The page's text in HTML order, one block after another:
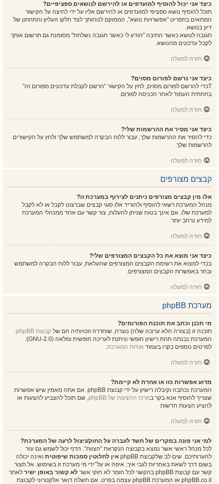
כיצד אני יכול להוסיף למועדפים או להירשם לנושאים ספציפיים?
תוכל להוסיף נושא ספציפי למועדפים או להירשם אליו על ידי לחיצה על הקישור
המתאים בתפריט "אפשרויות נושא", הממוקם לנוחותך לצד חלקו העליון והתחתון של
דיון בנושא.
תגובה לנושא כאשר התיבה "הודע לי כאשר תגובה נשלחת" מסומנת גם תרשום אותך
לקבל עדכונים מהנושא.
חזרה למעלה
כיצד אני נרשם לפורום מסוים?
Tכדי להרשם לפורום מסוים, לחץ על הקישור “הרשם לקבלת עדכונים מפורום זה”
בתחתית העמוד לאחר הכניסה לפורום.
חזרה למעלה
כיצד אני מסיר את ההרשמות שלי?
כדי להסיר את ההרשמות שלך, עבור ללוח הבקרה למשתמש שלך ולחץ על הקישורים
להרשמות שלך.
חזרה למעלה
קבצים מצורפים
אלו מין קבצים מצורפים ניתנים לצירוף במערכת זו?
מנהל המערכת רשאי להוסיף ולהוריד אלו סוגי קבצים שברצונו לקבל או לא לקבל
למערכת שלו. אם אינך בטוח שניתן להעלות, צור קשר עם אחד ממנהלי המערכת
למידע נרחב יותר.
חזרה למעלה
כיצד אני מוצא את כל הקבצים המצורפים שלי?
בכדי למצוא את רשימת הקבצים המצורפים שהעלאת, עבור ללוח הבקרה למשתמש
ובחר באפשרות הקבצים המצורפים.
חזרה למעלה
מערכת phpBB
מי תכנן וכתב את תוכנת הפורומים?
תוכנה זו (בצורה הלא ערוכה שלה) נוצרה, שוחררה וזכויותיה הם של קבוצת phpBB
.
המערכת נבנתה תחת רישיון חופשי וניתנת לעריכה חופשית ומלאה (GNU-2.0).
לפרטים נוספים בקרו בעמוד אודות המערכת.
חזרה למעלה
מדוע אפשרות כזו או אחרת לא קיימת?
המערכת נכתבה וקיבלה רישיון על ידי קבוצת phpBB. אם אתה מאמין שיש אפשרות
שצריך להוסיף אנא בקר במרכז ההצעות של phpBB
, שם תוכל להצביע להצעות או
להציע הצעות חדשות
חזרה למעלה
למי אני פונה במקרים של חשד לעברה על החוק/ניצול לרעה של המערכת?
לכל מנהל ראשי אשר נמצא בקבוצה הנקראת “הצוות”. הדף יכול לשמש גם עזר
להערותיכם. שים לב שלקבוצת phpBB
אין לחלוטין סמכות שיפוטית ואינה יכולה
בשום דרך לשאת באחריות לגבי איך, איפה או על־ידי מי מערכת זו בשימוש. אל תצור
קשר עם קבוצת phpBB בהקשר לכל חומר לא חוקי אשר
לא קשור באופן ישיר לאתר
phpBB.co.il או המערכת phpBB עצמה בפרט. אם תשלח דואר אלקטרוני לקבוצת